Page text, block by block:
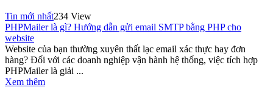
Tin mới nhất234 View
PHPMailer là gì? Hướng dẫn gửi email SMTP bằng PHP cho
website
Website của bạn thường xuyên thất lạc email xác thực hay đơn
hàng? Đối với các doanh nghiệp vận hành hệ thống, việc tích hợp
PHPMailer là giải ...
Xem thêm